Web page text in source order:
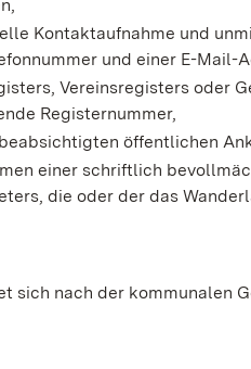
Kontaktaufnahme und
und einer E-Mail-
Vereinsregisters oder
Registernummer,
öffentlichen
einer schriftlich
die oder der das
sich nach der kommunalen